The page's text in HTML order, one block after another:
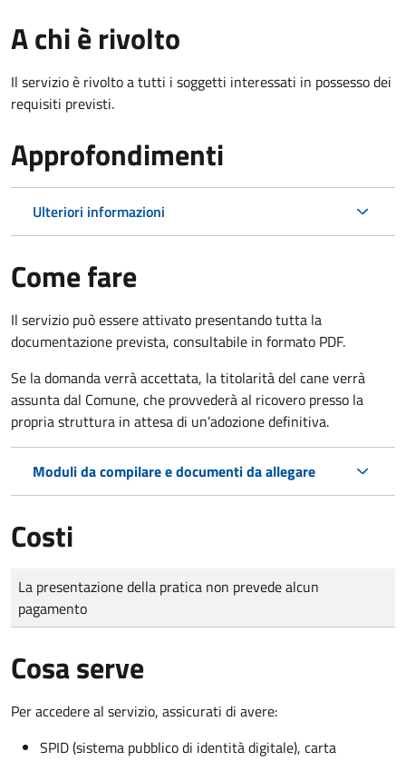
A chi è rivolto
Il servizio è rivolto a tutti i soggetti interessati in possesso dei
requisiti previsti.
Approfondimenti
Ulteriori informazioni
Come fare
Il servizio può essere attivato presentando tutta la
documentazione prevista, consultabile in formato PDF.
Se la domanda verrà accettata, la titolarità del cane verrà
assunta dal Comune, che provvederà al ricovero presso la
propria struttura in attesa di un’adozione definitiva.
Moduli da compilare e documenti da allegare
Costi
Tipo di pagamento
Importo
La presentazione della pratica non prevede alcun
pagamento
Cosa serve
Per accedere al servizio, assicurati di avere:
SPID (sistema pubblico di identità digitale), carta